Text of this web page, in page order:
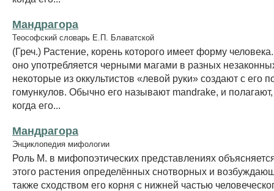
Мандрагора
Теософский словарь Е.П. Блаватской
(Греч.) Растение, корень которого имеет форму
оно употребляется черными магами в разных
некоторые из оккультистов «левой руки» создают с его
гомункулов. Обычно его называют mandrake, и полагают,
когда его...
Мандрагора
Энциклопедия мифологии
Роль M. в мифопоэтических представлениях
этого растения определённых снотворных и
также сходством его корня с нижней частью